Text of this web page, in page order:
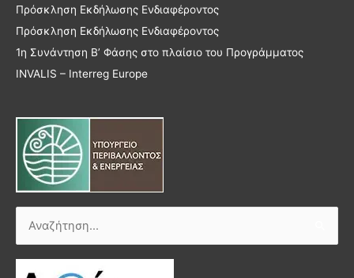
Πρόσκληση Εκδήλωσης Ενδιαφέροντος
Πρόσκληση Εκδήλωσης Ενδιαφέροντος
1η Συνάντηση Β’ Φάσης στο πλαίσιο του Προγράμματος
INVALIS – Interreg Europe
Αναζήτηση